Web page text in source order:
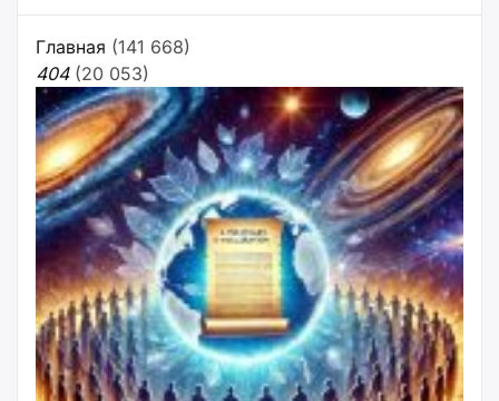
Главная (141 668)
404 (20 053)